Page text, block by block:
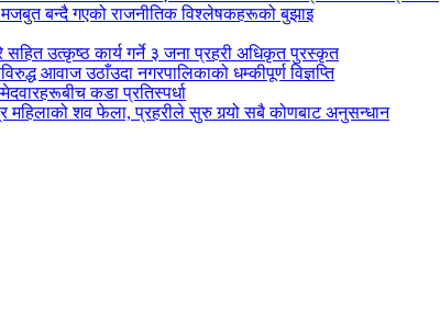
बन्दै गएको राजनीतिक विश्लेषकहरूको बुझाइ
सहित उत्कृष्ठ कार्य गर्ने ३ जना प्रहरी अधिकृत पुरस्कृत
आवाज उठाँउदा नगरपालिकाको धम्कीपूर्ण विज्ञप्ति
कडा प्रतिस्पर्धा
महिलाको शव फेला, प्रहरीले सुरु गर्‍यो सबै कोणबाट अनुसन्धान